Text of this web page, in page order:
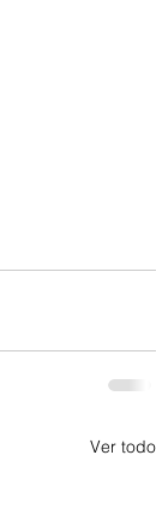
Ver todo